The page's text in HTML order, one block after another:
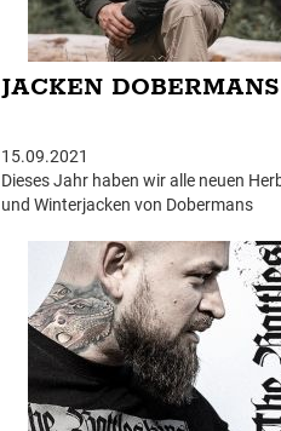
JACKEN DOBERMANS
15.09.2021
Dieses Jahr haben wir alle neuen
und Winterjacken von Dobermans
insgesamt 10 Modellen in
Farben, Materialien und Designs